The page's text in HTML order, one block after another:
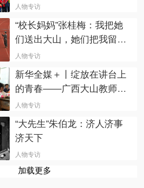
人物专访
“校长妈妈”张桂梅：我把她
们送出大山，她们把我留在
人间
人物专访
新华全媒＋丨绽放在讲台上
的青春——广西大山教师12
年调研采访影像志
人物专访
“大先生”朱伯龙：济人济事
济天下
人物专访
加载更多